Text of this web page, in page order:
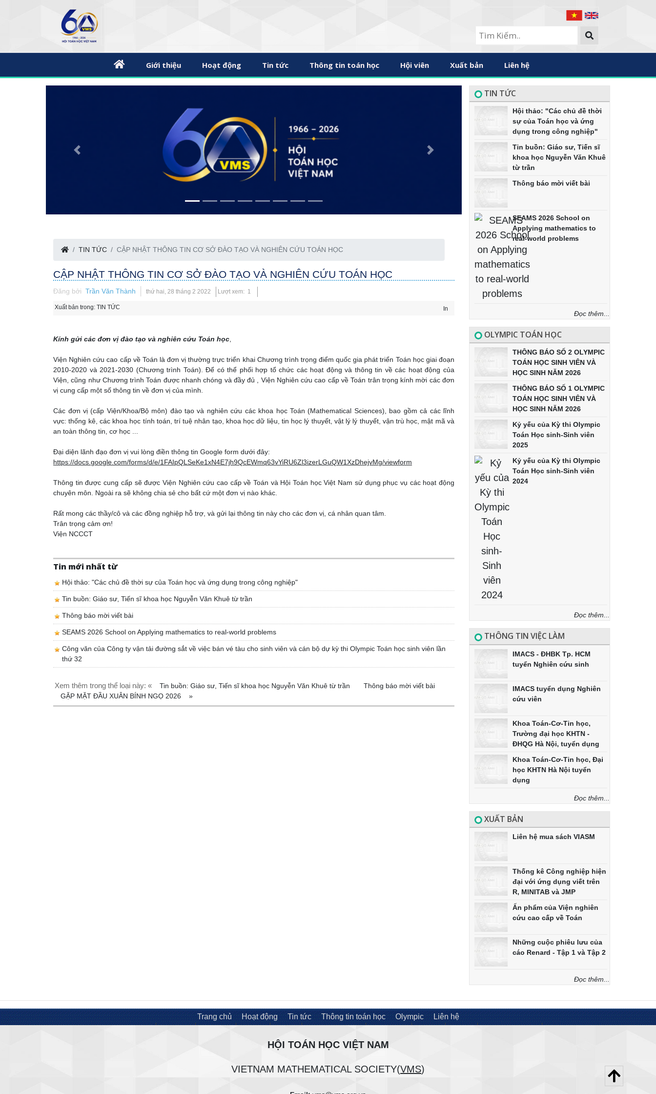
Giới thiệu Hoạt động Tin tức Thông tin toán học Hội viên Xuất bản Liên hệ
TIN TỨC CẬP NHẬT THÔNG TIN CƠ SỞ ĐÀO TẠO VÀ NGHIÊN CỨU TOÁN HỌC
CẬP NHẬT THÔNG TIN CƠ SỞ ĐÀO TẠO VÀ NGHIÊN CỨU TOÁN HỌC
Đăng bởiTrần Văn Thành thứ hai, 28 tháng 2 2022 Lượt xem: 1
Xuất bản trong: TIN TỨC In
Kính gửi các đơn vị đào tạo và nghiên cứu Toán học
Viện Nghiên cứu cao cấp về Toán là đơn vị thường trực triển khai Chương trình trọng điểm quốc gia phát triển Toán học giai đoạn
2010-2020 và 2021-2030 (Chương trình Toán). Để có thể phối hợp tổ chức các hoạt động và thông tin về các hoạt động của
Viện, cũng như Chương trình Toán được nhanh chóng và đầy đủ , Viện Nghiên cứu cao cấp về Toán trân trọng kính mời các đơn
vị cung cấp một số thông tin về đơn vị của mình.
Các đơn vị (cấp Viện/Khoa/Bộ môn) đào tạo và nghiên cứu các khoa học Toán (Mathematical Sciences), bao gồm cả các lĩnh
vực: thống kê, các khoa học tính toán, trí tuệ nhân tạo, khoa học dữ liệu, tin học lý thuyết, vật lý lý thuyết, vận trù học, mật mã và
an toàn thông tin, cơ học ...
Đại diện lãnh đạo đơn vị vui lòng điền thông tin Google form dưới đây:
https://docs.google.com/forms/d/e/1FAIpQLSeKe1xN4E7jh9QcEWmq63vYiRU6Zl3izerLGuQW1XzDhejvMg/viewform
Thông tin được cung cấp sẽ được Viện Nghiên cứu cao cấp về Toán và Hội Toán học Việt Nam sử dụng phục vụ các hoạt động
chuyên môn. Ngoài ra sẽ không chia sẻ cho bất cứ một đơn vị nào khác.
Rất mong các thầy/cô và các đồng nghiệp hỗ trợ, và gửi lại thông tin này cho các đơn vị, cá nhân quan tâm.
Trân trọng cảm ơn!
Viện NCCCT
Tin mới nhất từ
Hội thảo: "Các chủ đề thời sự của Toán học và ứng dụng trong công nghiệp"
Tin buồn: Giáo sư, Tiến sĩ khoa học Nguyễn Văn Khuê từ trần
Thông báo mời viết bài
SEAMS 2026 School on Applying mathematics to real-world problems
Công văn của Công ty vận tải đường sắt về việc bán vé tàu cho sinh viên và cán bộ dự kỳ thi Olympic Toán học sinh viên lần
thứ 32
Xem thêm trong thể loại này: « Tin buồn: Giáo sư, Tiến sĩ khoa học Nguyễn Văn Khuê từ trần
Thông báo mời viết bài
GẶP MẶT ĐẦU XUÂN BÍNH NGỌ 2026
»
TIN TỨC
Hội thảo: "Các chủ đề thời
sự của Toán học và ứng
dụng trong công nghiệp"
Tin buồn: Giáo sư, Tiến sĩ
khoa học Nguyễn Văn Khuê
từ trần
Thông báo mời viết bài
SEAMS 2026 School on
Applying mathematics to
real-world problems
Đọc thêm...
OLYMPIC TOÁN HỌC
THÔNG BÁO SỐ 2 OLYMPIC
TOÁN HỌC SINH VIÊN VÀ
HỌC SINH NĂM 2026
THÔNG BÁO SỐ 1 OLYMPIC
TOÁN HỌC SINH VIÊN VÀ
HỌC SINH NĂM 2026
Kỷ yếu của Kỳ thi Olympic
Toán Học sinh-Sinh viên
2025
Kỷ yếu của Kỳ thi Olympic
Toán Học sinh-Sinh viên
2024
Đọc thêm...
THÔNG TIN VIỆC LÀM
IMACS - ĐHBK Tp. HCM
tuyển Nghiên cứu sinh
IMACS tuyển dụng Nghiên
cứu viên
Khoa Toán-Cơ-Tin học,
Trường đại học KHTN -
ĐHQG Hà Nội, tuyển dụng
Khoa Toán-Cơ-Tin học, Đại
học KHTN Hà Nội tuyển
dụng
Đọc thêm...
XUẤT BẢN
Liên hệ mua sách VIASM
Thống kê Công nghiệp hiện
đại với ứng dụng viết trên
R, MINITAB và JMP
Ấn phẩm của Viện nghiên
cứu cao cấp về Toán
Những cuộc phiêu lưu của
cáo Renard - Tập 1 và Tập 2
Đọc thêm...
Trang chủ Hoạt động Tin tức Thông tin toán học Olympic Liên hệ
HỘI TOÁN HỌC VIỆT NAM
VIETNAM MATHEMATICAL SOCIETY(VMS)